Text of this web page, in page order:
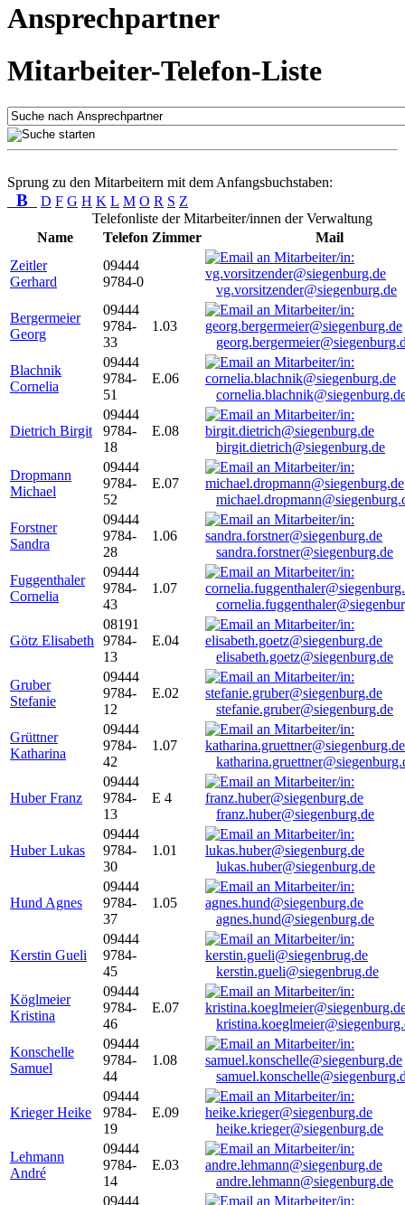
Ansprechpartner
Mitarbeiter-Telefon-Liste
Sprung zu den Mitarbeitern mit dem Anfangsbuchstaben:
B D F G H K L M O R S Z
Telefonliste der Mitarbeiter/innen der Verwaltung
Name
Telefon Zimmer
Mail
Zeitler
Gerhard
09444
9784-0
vg.vorsitzender@siegenburg.de
Bergermeier
Georg
09444
9784-
33
1.03
Blachnik
Cornelia
09444
9784-
51
E.06
Dietrich Birgit
09444
9784-
18
E.08
birgit.dietrich@siegenburg.de
Dropmann
Michael
09444
9784-
52
E.07
Forstner
Sandra
09444
9784-
28
1.06
sandra.forstner@siegenburg.de
Fuggenthaler
Cornelia
09444
9784-
43
1.07
Götz Elisabeth
08191
9784-
13
E.04
elisabeth.goetz@siegenburg.de
Gruber
Stefanie
09444
9784-
12
E.02
stefanie.gruber@siegenburg.de
Grüttner
Katharina
09444
9784-
42
1.07
Huber Franz
09444
9784-
13
E 4
franz.huber@siegenburg.de
Huber Lukas
09444
9784-
30
1.01
lukas.huber@siegenburg.de
Hund Agnes
09444
9784-
37
1.05
agnes.hund@siegenburg.de
Kerstin Gueli
09444
9784-
45
kerstin.gueli@siegenbrug.de
Köglmeier
Kristina
09444
9784-
46
E.07
Konschelle
Samuel
09444
9784-
44
1.08
Krieger Heike
09444
9784-
19
E.09
heike.krieger@siegenburg.de
Lehmann
André
09444
9784-
14
E.03
andre.lehmann@siegenburg.de
09444